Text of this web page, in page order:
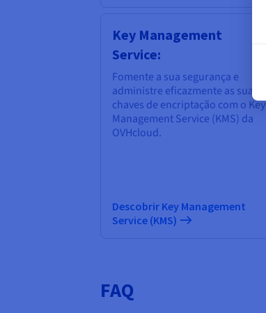
Key Management
Service:
Fomente a sua segurança e
administre eficazmente as suas
chaves de encriptação com o Key
Management Service (KMS) da
OVHcloud.
Descobrir Key Management
Service (KMS)
FAQ